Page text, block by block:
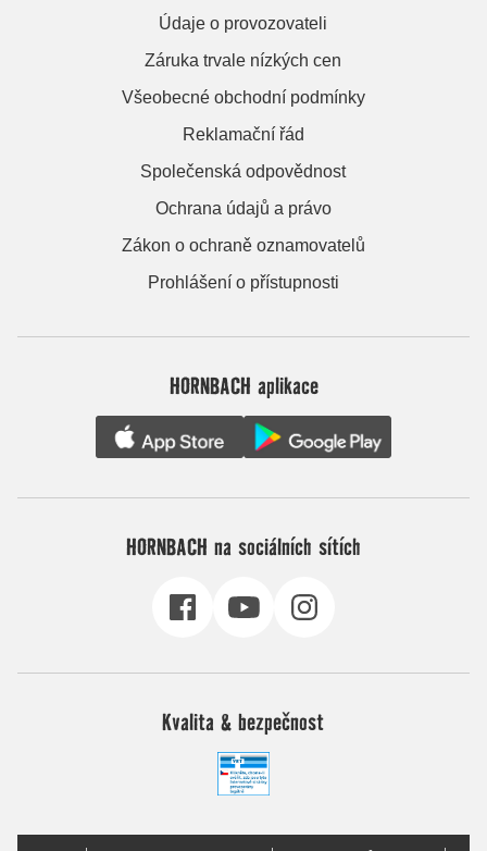
Údaje o provozovateli
Záruka trvale nízkých cen
Všeobecné obchodní podmínky
Reklamační řád
Společenská odpovědnost
Ochrana údajů a právo
Zákon o ochraně oznamovatelů
Prohlášení o přístupnosti
HORNBACH aplikace
HORNBACH na sociálních sítích
Kvalita & bezpečnost